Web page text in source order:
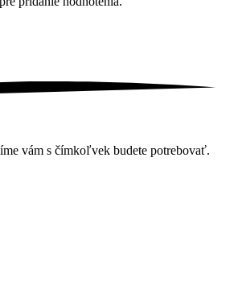
vám s čímkoľvek budete potrebovať.